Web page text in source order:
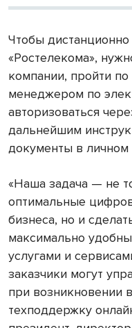
Чтобы дистанционно
«Ростелекома»,
компании, пройти
менеджером по
авторизоваться
дальнейшим
документы в личном
«Наша задача — не
оптимальные
бизнеса, но и
максимально
услугами и
заказчики могут
при возникновении
техподдержку